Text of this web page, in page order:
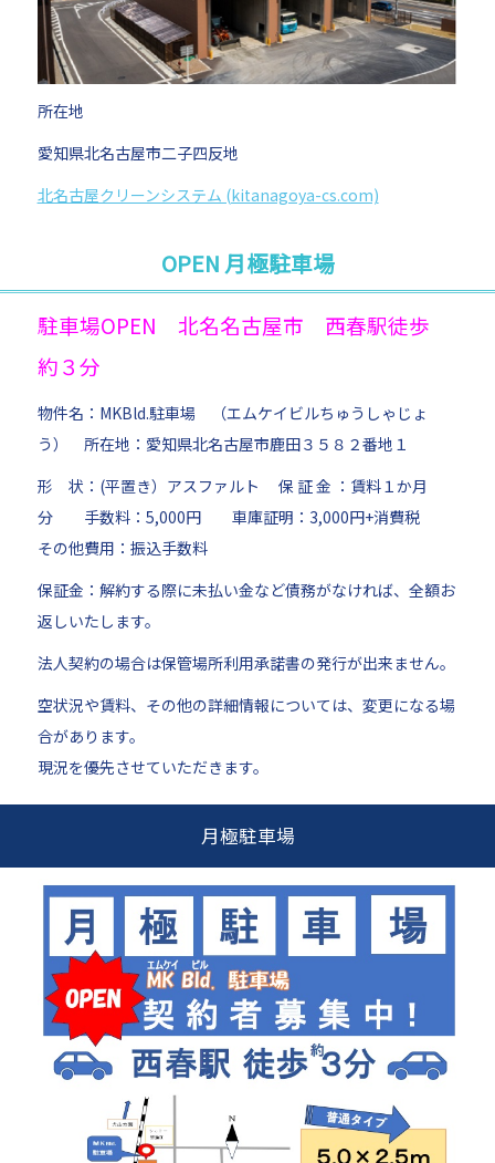
所在地
愛知県北名古屋市二子四反地
北名古屋クリーンシステム (kitanagoya-cs.com)
OPEN 月極駐車場
駐車場OPEN 北名名古屋市 西春駅徒歩
約３分
物件名：MKBld.駐車場 （エムケイビルちゅうしゃじょ
う） 所在地：愛知県北名古屋市鹿田３５８２番地１
形 状：(平置き）アスファルト 保 証 金 ：賃料１か月
分 手数料：5,000円 車庫証明：3,000円+消費税
その他費用：振込手数料
保証金：解約する際に未払い金など債務がなければ、全額お
返しいたします。
法人契約の場合は保管場所利用承諾書の発行が出来ません。
空状況や賃料、その他の詳細情報については、変更になる場
合があります。
現況を優先させていただきます。
月極駐車場